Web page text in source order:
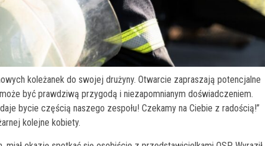
koleżanek do swojej drużyny. Otwarcie zapraszają potencjalne
być prawdziwą przygodą i niezapomnianym doświadczeniem.
bycie częścią naszego zespołu! Czekamy na Ciebie z radością!”
kolejne kobiety.